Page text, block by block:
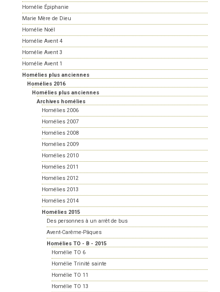
Homélie Épiphanie
Marie Mère de Dieu
Homélie Noël
Homélie Avent 4
Homélie Avent 3
Homélie Avent 1
Homélies plus anciennes
Homélies 2016
Homélies plus anciennes
Archives homélies
Homélies 2006
Homélies 2007
Homélies 2008
Homélies 2009
Homélies 2010
Homélies 2011
Homélies 2012
Homélies 2013
Homélies 2014
Homélies 2015
Des personnes à un arrêt de bus
Avent-Carême-Pâques
Homélies TO - B - 2015
Homélie TO 6
Homélie Trinité sainte
Homélie TO 11
Homélie TO 13